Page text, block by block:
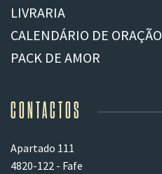
LIVRARIA
CALENDÁRIO DE ORAÇÃO
PACK DE AMOR
CONTACTOS
Apartado 111
4820-122 - Fafe